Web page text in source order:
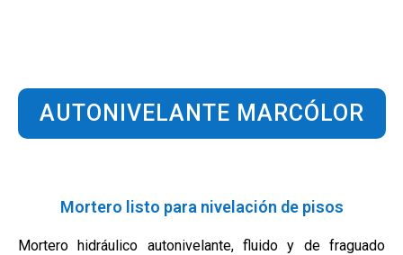
AUTONIVELANTE MARCÓLOR
Mortero listo para nivelación de pisos
Mortero hidráulico autonivelante, fluido y de fraguado